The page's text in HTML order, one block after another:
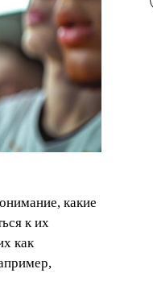
какие
к их
как